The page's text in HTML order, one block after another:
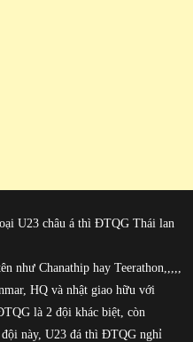
U23 châu á thì ĐTQG Thái lan
như Chanathip hay Teerathon,,,,,
HQ và nhật giao hữu với
là 2 đội khác biệt, còn
này, U23 đá thì ĐTQG nghỉ